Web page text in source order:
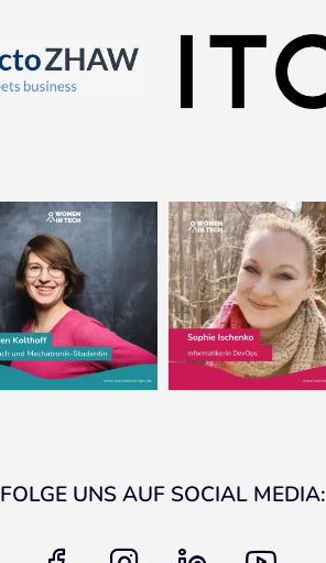
FOLGE UNS AUF SOCIAL MEDIA:
facebook instagram